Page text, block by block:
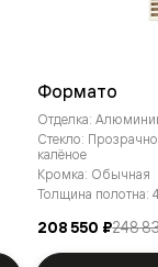
Формато
Отделка:
Стекло:
калёное
Кромка: Обычная
Толщина полотна:
208 550 ₽248